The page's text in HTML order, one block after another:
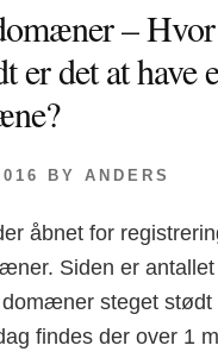
– Hvor
det at have
BY ANDERS
åbnet for
Siden er antallet
steget stødt
findes der over 1